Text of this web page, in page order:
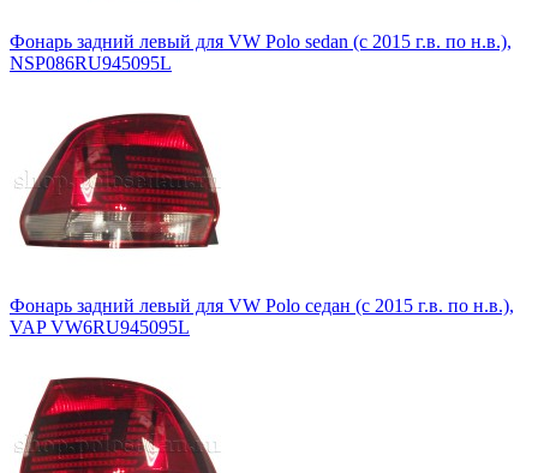
Фонарь задний левый для VW Polo sedan (с 2015 г.в. по н.в.),
NSP086RU945095L
Фонарь задний левый для VW Polo седан (с 2015 г.в. по н.в.),
VAP VW6RU945095L